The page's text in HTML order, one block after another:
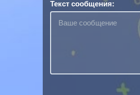
Текст сообщения: